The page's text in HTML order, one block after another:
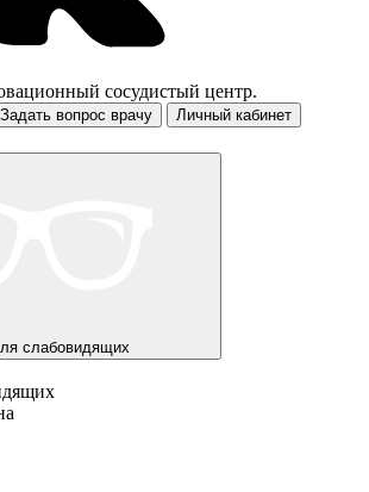
сосудистый центр.
Задать вопрос врачу
Личный кабинет
слабовидящих